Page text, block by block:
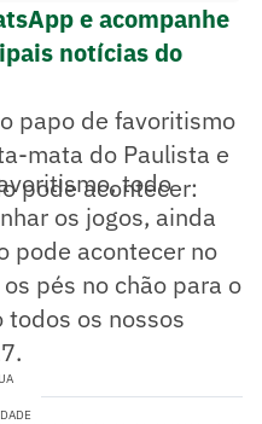
e acompanhe
notícias do
papo de favoritismo
mata do Paulista e
pode acontecer:
todo
os jogos, ainda
pode acontecer no
pés no chão para o
os nossos